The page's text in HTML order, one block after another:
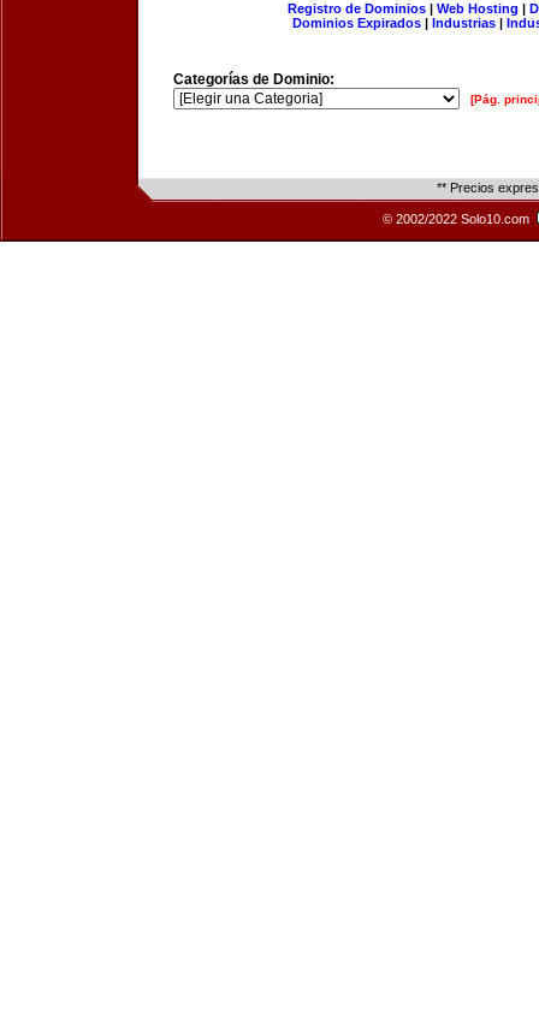
Registro de Dominios| Web Hosting |
Dominios Expirados | Industrias |
Categorías de Dominio:
[Pág.
** Precios
© 2002/2022 Solo10.com